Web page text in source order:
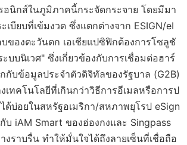
อนิกส์ในภูมิภาคนี้กระจัดกระจาย โดยมีมา
เบียบที่เข้มงวด ซึ่งแตกต่างจาก ESIGN/eI
ของตะวันตก เอเชียแปซิฟิกต้องการโซลูชั
บบนิเวศ" ซึ่งเกี่ยวข้องกับการเชื่อมต่อฮาร์
กับข้อมูลประจำตัวดิจิทัลของรัฐบาล (G2B)
เทคโนโลยีที่เกินกว่าวิธีการอีเมลหรือการป
ด้บ่อยในสหรัฐอเมริกา/สหภาพยุโรป eSign
บ iAM Smart ของฮ่องกงและ Singpass
งราบรื่น ทำให้มั่นใจได้ถึงลายเซ็นที่เชื่อถือ